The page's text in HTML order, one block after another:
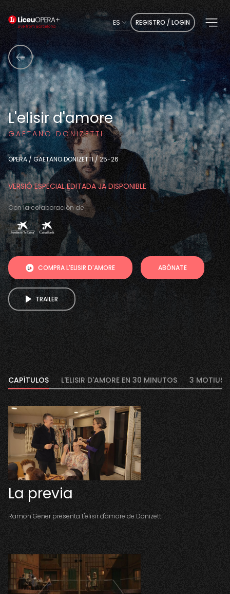
ES REGISTRO / LOGIN
L'elisir d'amore
GAETANO DONIZETTI
ÓPERA / GAETANO DONIZETTI / 25-26
VERSIÓ ESPECIAL EDITADA JA DISPONIBLE
Con la colaboración de
COMPRA L'ELISIR D'AMORE ABÓNATE
TRAILER
CAPÍTULOS L'ELISIR D'AMORE EN 30 MINUTOS 3 MOTIUS
La previa
Ramon Gener presenta L'elisir d'amore de Donizetti